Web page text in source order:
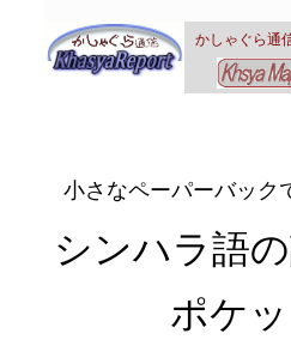
かしゃぐら通
小さなペーパーバック
シンハラ語
ポケ